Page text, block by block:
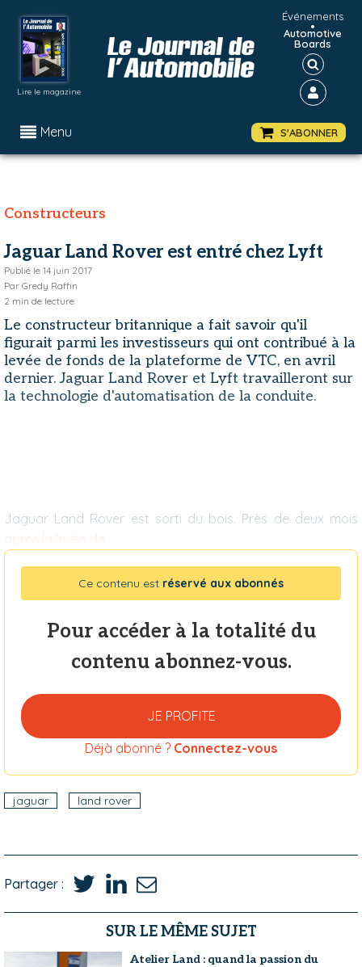
Lire le magazine
Événements
•
Automotive
Boards
Menu S'ABONNER
Constructeurs
Jaguar Land Rover est entré chez Lyft
Publié le 14 juin 2017
Par Gredy Raffin
2 min de lecture
Le constructeur britannique a fait savoir qu'il
figurait parmi les investisseurs qui ont contribué à la
levée de fonds de la plateforme de VTC, en avril
dernier. Jaguar Land Rover et Lyft travailleront sur
la technologie d'automatisation de la conduite.
Jaguar Land Rover est sorti du bois. Près de deux mois
Ce contenu est réservé aux abonnés
Pour accéder à la totalité du
contenu abonnez-vous.
JE PROFITE
Déjà abonné ? Connectez-vous
jaguar land rover
Partager :
SUR LE MÊME SUJET
Atelier Land : quand la passion du